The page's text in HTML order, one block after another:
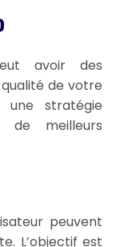
avoir des
de votre
une stratégie
de meilleurs
peuvent
L’objectif est